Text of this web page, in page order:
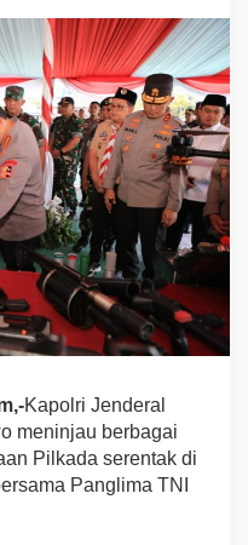
Kapolri Jenderal
meninjau berbagai
Pilkada serentak di
Panglima TNI